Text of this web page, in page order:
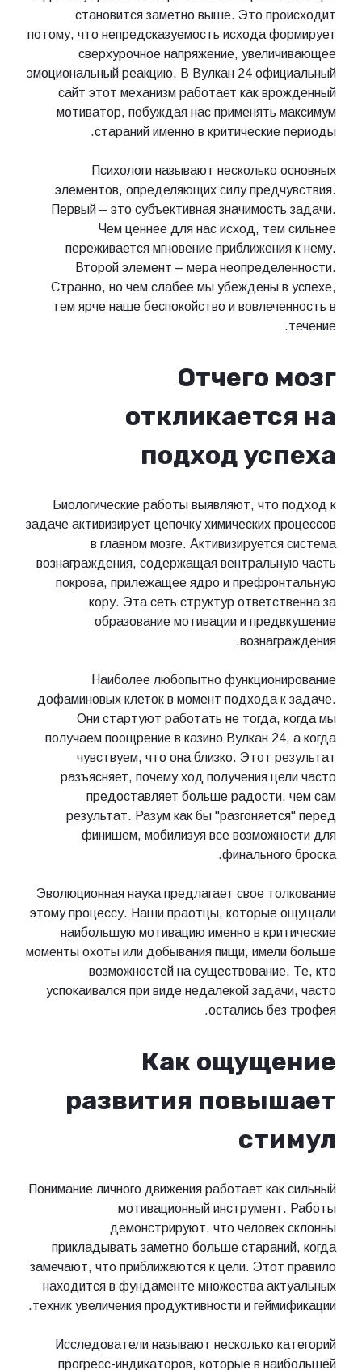
становится заметно выше. Это происходит
потому, что непредсказуемость исхода формирует
сверхурочное напряжение, увеличивающее
эмоциональный реакцию. В Вулкан 24 официальный
сайт этот механизм работает как врожденный
мотиватор, побуждая нас применять максимум
стараний именно в критические периоды.
Психологи называют несколько основных
элементов, определяющих силу предчувствия.
Первый – это субъективная значимость задачи.
Чем ценнее для нас исход, тем сильнее
переживается мгновение приближения к нему.
Второй элемент – мера неопределенности.
Странно, но чем слабее мы убеждены в успехе,
тем ярче наше беспокойство и вовлеченность в
течение.
Отчего мозг
откликается на
подход успеха
Биологические работы выявляют, что подход к
задаче активизирует цепочку химических процессов
в главном мозге. Активизируется система
вознаграждения, содержащая вентральную часть
покрова, прилежащее ядро и префронтальную
кору. Эта сеть структур ответственна за
образование мотивации и предвкушение
вознаграждения.
Наиболее любопытно функционирование
дофаминовых клеток в момент подхода к задаче.
Они стартуют работать не тогда, когда мы
получаем поощрение в казино Вулкан 24, а когда
чувствуем, что она близко. Этот результат
разъясняет, почему ход получения цели часто
предоставляет больше радости, чем сам
результат. Разум как бы "разгоняется" перед
финишем, мобилизуя все возможности для
финального броска.
Эволюционная наука предлагает свое толкование
этому процессу. Наши праотцы, которые ощущали
наибольшую мотивацию именно в критические
моменты охоты или добывания пищи, имели больше
возможностей на существование. Те, кто
успокаивался при виде недалекой задачи, часто
остались без трофея.
Как ощущение
развития повышает
стимул
Понимание личного движения работает как сильный
мотивационный инструмент. Работы
демонстрируют, что человек склонны
прикладывать заметно больше стараний, когда
замечают, что приближаются к цели. Этот правило
находится в фундаменте множества актуальных
техник увеличения продуктивности и геймификации.
Исследователи называют несколько категорий
прогресс-индикаторов, которые в наибольшей